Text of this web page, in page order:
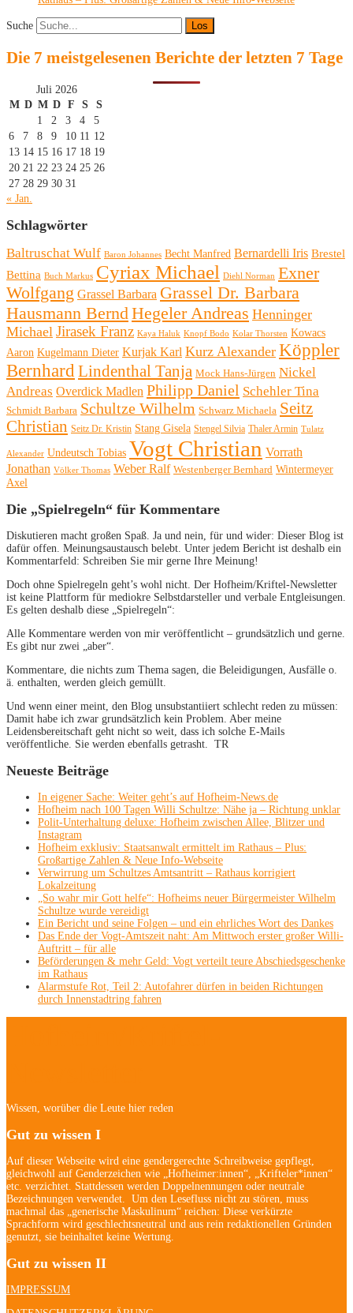
Suche
Die 7 meistgelesenen Berichte der letzten 7 Tage
Juli 2026
M D M D F S
S
1
2 3 4
5
6
7 8 9 10 11 12
13 14 15 16 17 18 19
20 21 22 23 24 25 26
27 28 29 30 31
« Jan.
Schlagwörter
Baltruschat Wulf Baron Johannes Becht Manfred Bernardelli Iris Brestel
Bettina Buch Markus Cyriax Michael Diehl Norman Exner
Wolfgang Grassel Barbara Grassel Dr. Barbara
Hausmann BerndHegeler Andreas Henninger
Michael Jirasek Franz Kaya Haluk Knopf Bodo Kolar Thorsten Kowacs
Aaron Kugelmann Dieter Kurjak Karl Kurz Alexander Köppler
BernhardLindenthal Tanja Mock Hans-Jürgen Nickel
Andreas Overdick Madlen Philipp Daniel Schehler Tina
Schmidt Barbara Schultze Wilhelm Schwarz Michaela Seitz
Christian Seitz Dr. Kristin Stang Gisela Stengel Silvia Thaler Armin Tulatz
Alexander Undeutsch Tobias Vogt Christian Vorrath
Jonathan Völker Thomas Weber Ralf Westenberger Bernhard Wintermeyer
Axel
Die „Spielregeln“ für Kommentare
Diskutieren macht großen Spaß. Ja und nein, für und wider: Dieser Blog ist
dafür offen. Meinungsaustausch belebt. Unter jedem Bericht ist deshalb ein
Kommentarfeld: Schreiben Sie mir gerne Ihre Meinung!
Doch ohne Spielregeln geht’s wohl nicht. Der Hofheim/Kriftel-Newsletter
ist keine Plattform für mediokre Selbstdarsteller und verbale Entgleisungen.
Es gelten deshalb diese „Spielregeln“:
Alle Kommentare werden von mir veröffentlicht – grundsätzlich und gerne.
Es gibt nur zwei „aber“.
Kommentare, die nichts zum Thema sagen, die Beleidigungen, Ausfälle o.
ä. enthalten, werden gleich gemüllt.
Und wenn einer meint, den Blog unsubstantiiert schlecht reden zu müssen:
Damit habe ich zwar grundsätzlich kein Problem. Aber meine
Leidensbereitschaft geht nicht so weit, dass ich solche E-Mails
veröffentliche. Sie werden ebenfalls getrasht. TR
Neueste Beiträge
In eigener Sache: Weiter geht’s auf Hofheim-News.de
Hofheim nach 100 Tagen Willi Schultze: Nähe ja – Richtung unklar
Polit-Unterhaltung deluxe: Hofheim zwischen Allee, Blitzer und
Instagram
Hofheim exklusiv: Staatsanwalt ermittelt im Rathaus – Plus:
Großartige Zahlen & Neue Info-Webseite
Verwirrung um Schultzes Amtsantritt – Rathaus korrigiert
Lokalzeitung
„So wahr mir Gott helfe“: Hofheims neuer Bürgermeister Wilhelm
Schultze wurde vereidigt
Ein Bericht und seine Folgen – und ein ehrliches Wort des Dankes
Das Ende der Vogt-Amtszeit naht: Am Mittwoch erster großer Willi-
Auftritt – für alle
Beförderungen & mehr Geld: Vogt verteilt teure Abschiedsgeschenke
im Rathaus
Alarmstufe Rot, Teil 2: Autofahrer dürfen in beiden Richtungen
durch Innenstadtring fahren
Wissen, worüber die Leute hier reden
Gut zu wissen I
Auf dieser Webseite wird eine gendergerechte Schreibweise gepflegt,
gleichwohl auf Genderzeichen wie „Hofheimer:innen“, „Krifteler*innen“
etc. verzichtet. Stattdessen werden Doppelnennungen oder neutrale
Bezeichnungen verwendet. Um den Lesefluss nicht zu stören, muss
machmal das „generische Maskulinum“ reichen: Diese verkürzte
Sprachform wird geschlechtsneutral und aus rein redaktionellen Gründen
genutzt, sie beinhaltet keine Wertung.
Gut zu wissen II
IMPRESSUM